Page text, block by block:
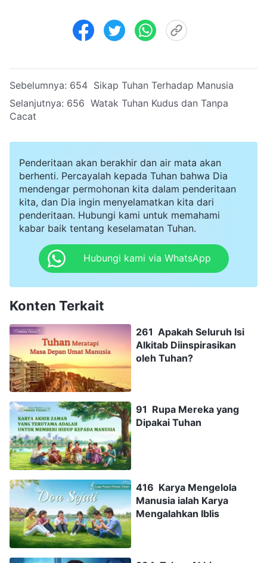
Sebelumnya: 654 Sikap Tuhan Terhadap Manusia
Selanjutnya: 656 Watak Tuhan Kudus dan Tanpa
Cacat
Penderitaan akan berakhir dan air mata akan
berhenti. Percayalah kepada Tuhan bahwa Dia
mendengar permohonan kita dalam penderitaan
kita, dan Dia ingin menyelamatkan kita dari
penderitaan. Hubungi kami untuk memahami
kabar baik tentang keselamatan Tuhan.
Hubungi kami via WhatsApp
Konten Terkait
261 Apakah Seluruh Isi
Alkitab Diinspirasikan
oleh Tuhan?
91 Rupa Mereka yang
Dipakai Tuhan
416 Karya Mengelola
Manusia ialah Karya
Mengalahkan Iblis